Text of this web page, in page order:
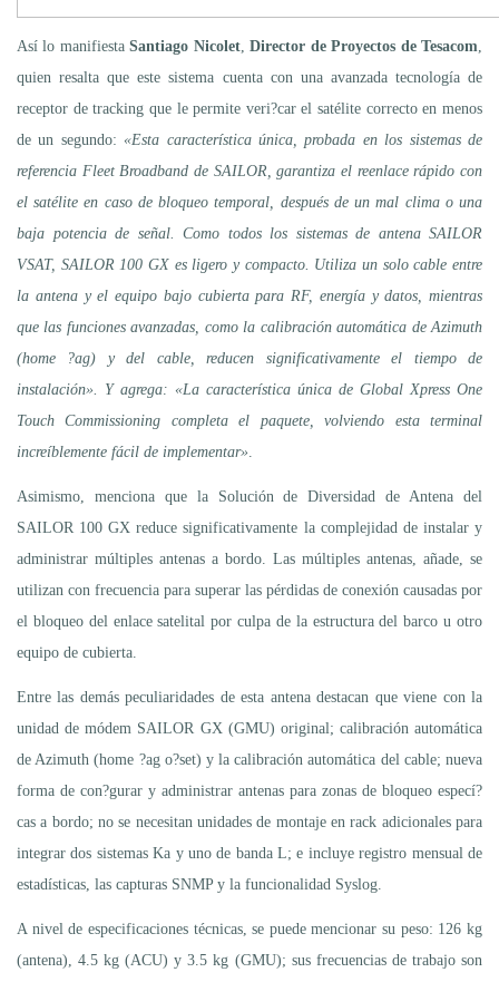
Así lo manifiestaSantiago Nicolet,Director de Proyectos de Tesacom
quien resalta que este sistema cuenta con una avanzada tecnología de
receptor de tracking que le permite veri?car el satélite correcto en menos
de un segundo:«Esta característica única, probada en los sistemas de
referencia Fleet Broadband de SAILOR, garantiza el reenlace rápido con
el satélite en caso de bloqueo temporal, después de un mal clima o una
baja potencia de señal. Como todos los sistemas de antena SAILOR
VSAT, SAILOR 100 GX es ligero y compacto. Utiliza un solo cable entre
la antena y el equipo bajo cubierta para RF, energía y datos, mientras
que las funciones avanzadas, como la calibración automática de Azimuth
(home ?ag) y del cable, reducen significativamente el tiempo de
instalación». Y agrega: «La característica única de Global Xpress One
Touch Commissioning completa el paquete, volviendo esta terminal
increíblemente fácil de implementar»
Asimismo, menciona que la Solución de Diversidad de Antena del
SAILOR 100 GX reduce significativamente la complejidad de instalar y
administrar múltiples antenas a bordo. Las múltiples antenas, añade, se
utilizan con frecuencia para superar las pérdidas de conexión causadas por
el bloqueo del enlace satelital por culpa de la estructura del barco u otro
equipo de cubierta.
Entre las demás peculiaridades de esta antena destacan que viene con la
unidad de módem SAILOR GX (GMU) original; calibración automática
de Azimuth (home ?ag o?set) y la calibración automática del cable; nueva
forma de con?gurar y administrar antenas para zonas de bloqueo especí?
cas a bordo; no se necesitan unidades de montaje en rack adicionales para
integrar dos sistemas Ka y uno de banda L; e incluye registro mensual de
estadísticas, las capturas SNMP y la funcionalidad Syslog.
A nivel de especificaciones técnicas, se puede mencionar su peso: 126 kg
(antena), 4.5 kg (ACU) y 3.5 kg (GMU); sus frecuencias de trabajo son